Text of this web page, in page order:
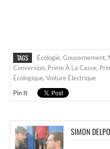
TAGS Écologie, Gouvernement,
Conversion, Prime À La Casse,
Écologique, Voiture Électrique
Pin It
SIMON